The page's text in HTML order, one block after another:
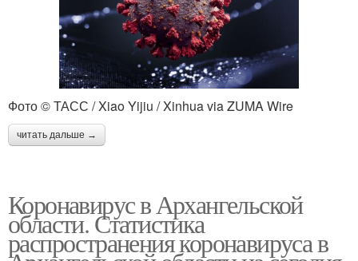
Фото © ТАСС / Xiao Yijiu / Xinhua via ZUMA Wire
читать дальше →
Коронавирус в Архангельской
области. Статистика
распространения коронавируса в